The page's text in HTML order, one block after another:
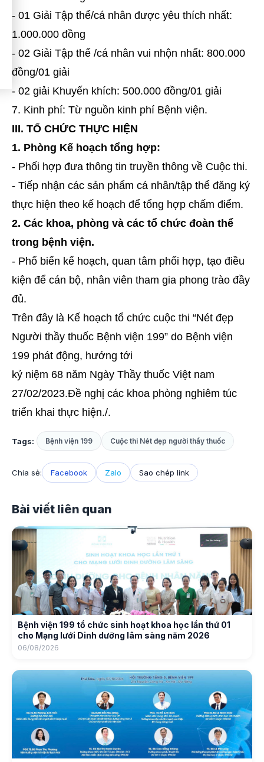
- 01 Giải Tập thể/cá nhân được yêu thích nhất:
1.000.000 đồng
- 02 Giải Tập thể /cá nhân vui nhộn nhất: 800.000
đồng/01 giải
- 02 giải Khuyến khích: 500.000 đồng/01 giải
7. Kinh phí: Từ nguồn kinh phí Bệnh viện.
III. TỔ CHỨC THỰC HIỆN
1. Phòng Kế hoạch tổng hợp:
- Phối hợp đưa thông tin truyền thông về Cuộc thi.
- Tiếp nhận các sản phẩm cá nhân/tập thể đăng ký
thực hiện theo kế hoạch để tổng hợp chấm điểm.
2. Các khoa, phòng và các tổ chức đoàn thể
trong bệnh viện.
- Phổ biến kế hoạch, quan tâm phối hợp, tạo điều
kiện để cán bộ, nhân viên tham gia phong trào đầy
đủ.
Trên đây là Kế hoạch tổ chức cuộc thi “Nét đẹp
Người thầy thuốc Bệnh viện 199” do Bệnh viện
199 phát động, hướng tới
kỷ niệm 68 năm Ngày Thầy thuốc Việt nam
27/02/2023.Đề nghị các khoa phòng nghiêm túc
triển khai thực hiện./.
Tags: Bệnh viện 199 Cuộc thi Nét đẹp người thầy thuốc
Chia sẻ: Facebook Zalo Sao chép link
Bài viết liên quan
Bệnh viện 199 tổ chức sinh hoạt khoa học lần thứ 01
cho Mạng lưới Dinh dưỡng lâm sàng năm 2026
06/08/2026